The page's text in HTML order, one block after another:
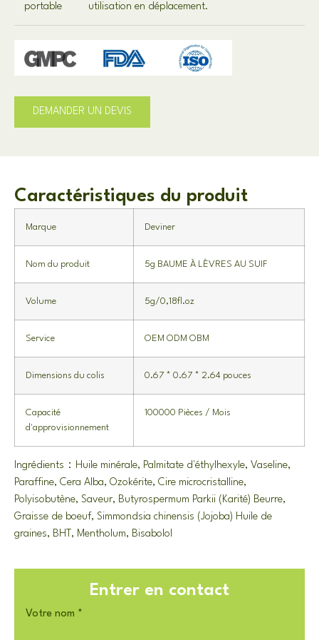
portable utilisation en déplacement.
DEMANDER UN DEVIS
Caractéristiques du produit
Marque Deviner
Nom du produit 5g BAUME À LÈVRES AU SUIF
Volume 5g/0,18fl.oz
Service OEM ODM OBM
Dimensions du colis 0.67 * 0.67 * 2.64 pouces
Capacité
d'approvisionnement
100000 Pièces / Mois
Ingrédients：Huile minérale, Palmitate d'éthylhexyle, Vaseline,
Paraffine, Cera Alba, Ozokérite, Cire microcristalline,
Polyisobutène, Saveur, Butyrospermum Parkii (Karité) Beurre,
Graisse de boeuf, Simmondsia chinensis (Jojoba) Huile de
graines, BHT, Mentholum, Bisabolol
Entrer en contact
Votre nom *